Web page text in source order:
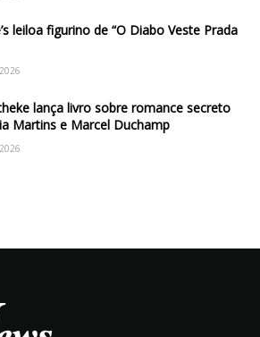
leiloa figurino de “O Diabo Veste Prada
lança livro sobre romance secreto
Martins e Marcel Duchamp